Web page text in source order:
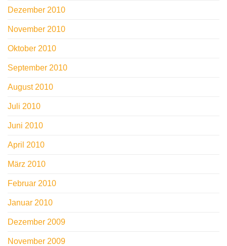
Dezember 2010
November 2010
Oktober 2010
September 2010
August 2010
Juli 2010
Juni 2010
April 2010
März 2010
Februar 2010
Januar 2010
Dezember 2009
November 2009